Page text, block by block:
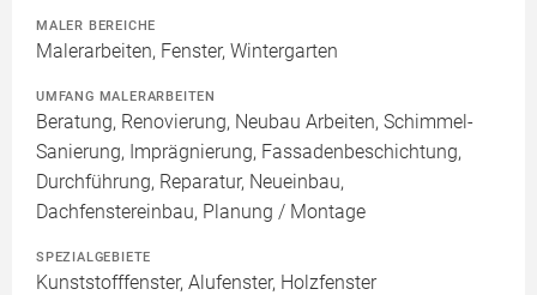
MALER BEREICHE
Malerarbeiten, Fenster, Wintergarten
UMFANG MALERARBEITEN
Beratung, Renovierung, Neubau Arbeiten, Schimmel-
Sanierung, Imprägnierung, Fassadenbeschichtung,
Durchführung, Reparatur, Neueinbau,
Dachfenstereinbau, Planung / Montage
SPEZIALGEBIETE
Kunststofffenster, Alufenster, Holzfenster